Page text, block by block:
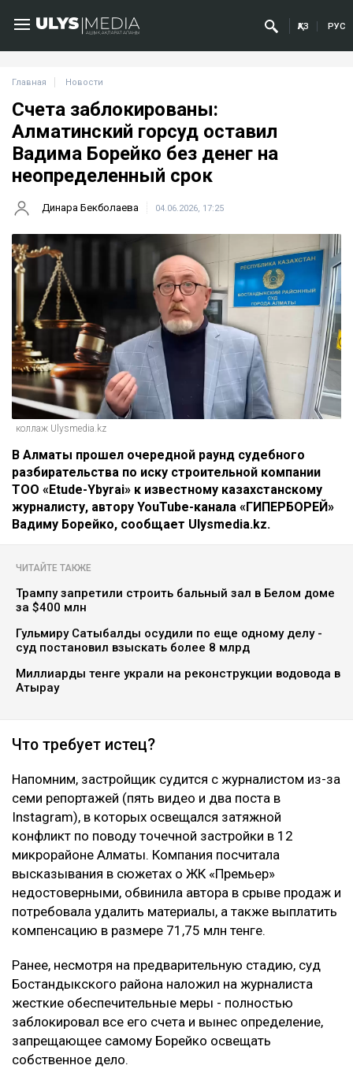
ҚАЗ РУС
Главная Новости
Счета заблокированы:
Алматинский горсуд оставил
Вадима Борейко без денег на
неопределенный срок
Динара Бекболаева 04.06.2026, 17:25
коллаж Ulysmedia.kz
В Алматы прошел очередной раунд судебного
разбирательства по иску строительной компании
ТОО «Etude-Ybyrai» к известному казахстанскому
журналисту, автору YouTube-канала «ГИПЕРБОРЕЙ»
Вадиму Борейко, сообщает Ulysmedia.kz.
ЧИТАЙТЕ ТАКЖЕ
Трампу запретили строить бальный зал в Белом доме
за $400 млн
Гульмиру Сатыбалды осудили по еще одному делу -
суд постановил взыскать более 8 млрд
Миллиарды тенге украли на реконструкции водовода в
Атырау
Что требует истец?
Напомним, застройщик судится с журналистом из-за
семи репортажей (пять видео и два поста в
Instagram), в которых освещался затяжной
конфликт по поводу точечной застройки в 12
микрорайоне Алматы. Компания посчитала
высказывания в сюжетах о ЖК «Премьер»
недостоверными, обвинила автора в срыве продаж и
потребовала удалить материалы, а также выплатить
компенсацию в размере 71,75 млн тенге.
Ранее, несмотря на предварительную стадию, суд
Бостандыкского района наложил на журналиста
жесткие обеспечительные меры - полностью
заблокировал все его счета и вынес определение,
запрещающее самому Борейко освещать
собственное дело.